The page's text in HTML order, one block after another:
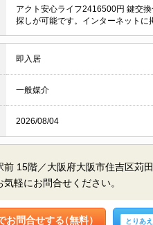
アクト安心ライフ2416500円 鍵交
探しが可能です。インターネットに
即入居
一般媒介
2026/08/04
前 15階／大阪府大阪市住吉区苅
軽にお問合せください。
お問合せする（無料） とりあ